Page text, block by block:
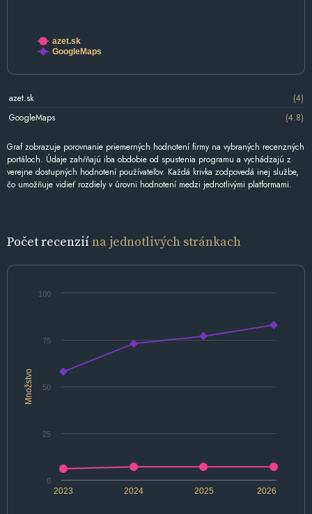
azet.sk
GoogleMaps
azet.sk
(4)
GoogleMaps
(4.8)
Graf zobrazuje porovnanie priemerných hodnotení firmy na vybraných recenzných
portáloch. Údaje zahŕňajú iba obdobie od spustenia programu a vychádzajú z
verejne dostupných hodnotení používateľov. Každá krivka zodpovedá inej službe,
čo umožňuje vidieť rozdiely v úrovni hodnotení medzi jednotlivými platformami.
Počet recenziína jednotlivých stránkach
Množstvo
2024 2026
2023 2025
0
100
25
50
75